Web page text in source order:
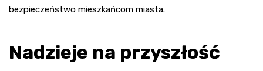
bezpieczeństwo mieszkańcom miasta.
Nadzieje na przyszłość